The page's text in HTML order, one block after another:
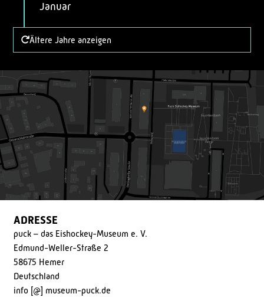
Januar
Ältere Jahre anzeigen
ADRESSE
puck – das Eishockey-Museum e. V.
Edmund-Weller-Straße 2
58675 Hemer
Deutschland
info [@] museum-puck.de